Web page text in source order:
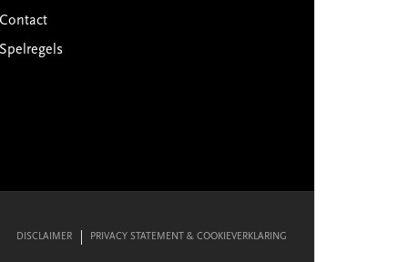
Contact
Spelregels
DISCLAIMER PRIVACY STATEMENT & COOKIEVERKLARING